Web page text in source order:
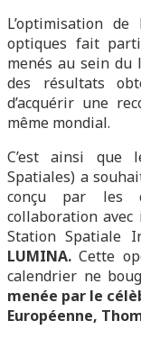
L’optimisation
optiques fait
menés au sein du
des résultats
d’acquérir une
même mondial.
C’est ainsi que
Spatiales) a
conçu par les
collaboration
Station Spatiale
LUMINA. Cette
calendrier ne
menée par le
Européenne,